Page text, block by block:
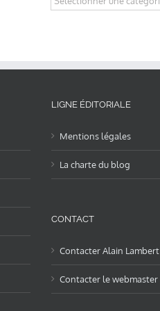
LIGNE ÉDITORIALE
Mentions légales
La charte du blog
CONTACT
Contacter Alain Lambert
Contacter le webmaster